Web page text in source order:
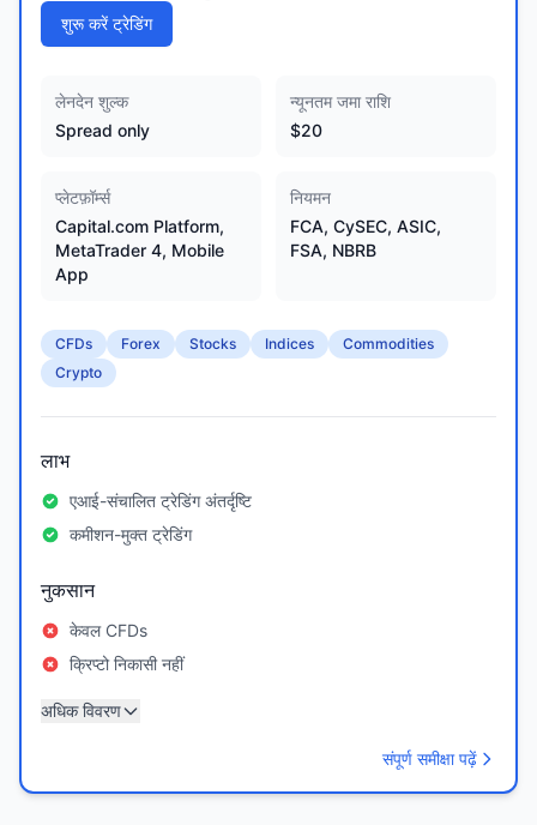
शुरू करें ट्रेडिंग
लेनदेन शुल्क
Spread only
न्यूनतम जमा राशि
$20
प्लेटफ़ॉर्म्स
Capital.com Platform,
MetaTrader 4, Mobile
App
नियमन
FCA, CySEC, ASIC,
FSA, NBRB
CFDs Forex Stocks Indices
Commodities
Crypto
लाभ
एआई-संचालित ट्रेडिंग अंतर्दृष्टि
कमीशन-मुक्त ट्रेडिंग
नुकसान
केवल CFDs
क्रिप्टो निकासी नहीं
अधिक विवरण
संपूर्ण समीक्षा पढ़ें